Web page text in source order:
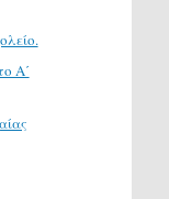
Α΄